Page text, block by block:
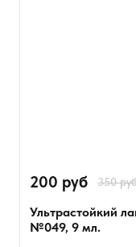
200 руб 350
Ультрастойкий
№049, 9 мл.